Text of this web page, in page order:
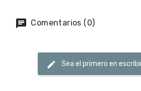
Comentarios (0)
Sea el primero en